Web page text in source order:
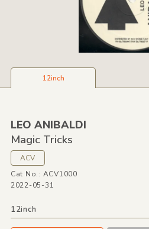
12inch
LEO ANIBALDI
Magic Tricks
ACV
Cat No.: ACV1000
2022-05-31
12inch